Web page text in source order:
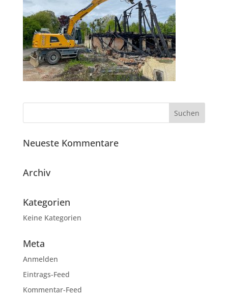
Neueste Kommentare
Archiv
Kategorien
Keine Kategorien
Meta
Anmelden
Eintrags-Feed
Kommentar-Feed